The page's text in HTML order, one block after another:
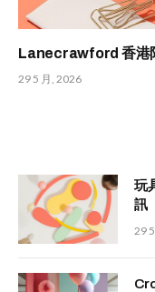
Lanecrawford 香港
29 5 月, 2026
玩
訊
29